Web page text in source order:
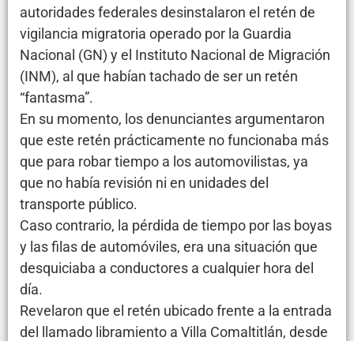
autoridades federales desinstalaron el retén de
vigilancia migratoria operado por la Guardia
Nacional (GN) y el Instituto Nacional de Migración
(INM), al que habían tachado de ser un retén
“fantasma”.
En su momento, los denunciantes argumentaron
que este retén prácticamente no funcionaba más
que para robar tiempo a los automovilistas, ya
que no había revisión ni en unidades del
transporte público.
Caso contrario, la pérdida de tiempo por las boyas
y las filas de automóviles, era una situación que
desquiciaba a conductores a cualquier hora del
día.
Revelaron que el retén ubicado frente a la entrada
del llamado libramiento a Villa Comaltitlán, desde